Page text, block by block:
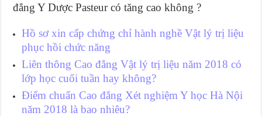
đẳng Y Dược Pasteur có tăng cao không ?
Hồ sơ xin cấp chứng chỉ hành nghề Vật lý trị liệu
phục hồi chức năng
Liên thông Cao đẳng Vật lý trị liệu năm 2018 có
lớp học cuối tuần hay không?
Điểm chuẩn Cao đẳng Xét nghiệm Y học Hà Nội
năm 2018 là bao nhiêu?